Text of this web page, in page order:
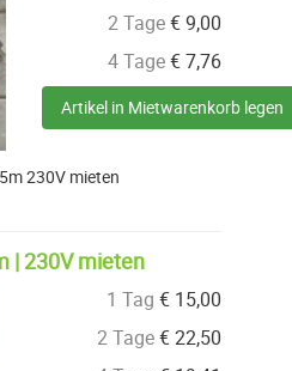
2 Tage€9,00
4 Tage€7,76
Artikel in Mietwarenkorb legen
230V mieten
| 230V mieten
1 Tag € 15,00
2 Tage€22,50